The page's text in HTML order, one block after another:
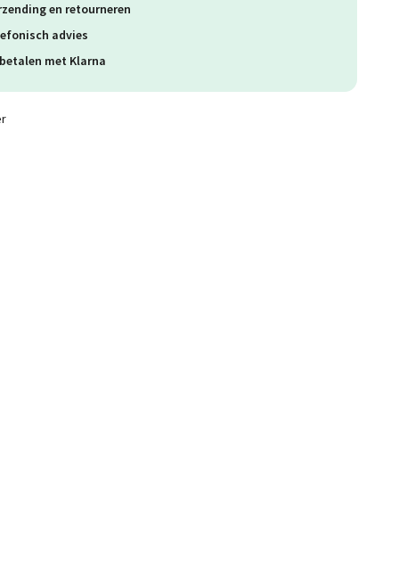
en retourneren
advies
met Klarna